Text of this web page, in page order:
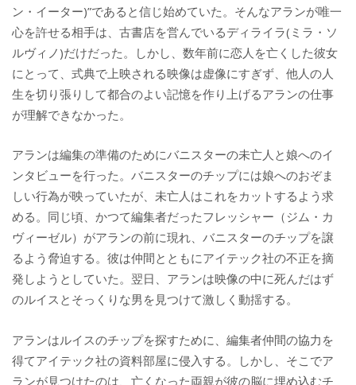
ン・イーター)”であると信じ始めていた。そんなアランが唯一
心を許せる相手は、古書店を営んでいるディライラ(ミラ・ソ
ルヴィノ)だけだった。しかし、数年前に恋人を亡くした彼女
にとって、式典で上映される映像は虚像にすぎず、他人の人
生を切り張りして都合のよい記憶を作り上げるアランの仕事
が理解できなかった。
アランは編集の準備のためにバニスターの未亡人と娘へのイ
ンタビューを行った。バニスターのチップには娘へのおぞま
しい行為が映っていたが、未亡人はこれをカットするよう求
める。同じ頃、かつて編集者だったフレッシャー（ジム・カ
ヴィーゼル）がアランの前に現れ、バニスターのチップを譲
るよう脅迫する。彼は仲間とともにアイテック社の不正を摘
発しようとしていた。翌日、アランは映像の中に死んだはず
のルイスとそっくりな男を見つけて激しく動揺する。
アランはルイスのチップを探すために、編集者仲間の協力を
得てアイテック社の資料部屋に侵入する。しかし、そこでア
ランが見つけたのは、亡くなった両親が彼の脳に埋め込むチ